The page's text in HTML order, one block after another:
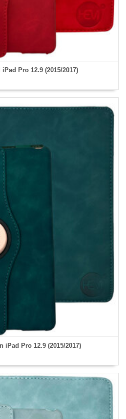
Pro 12.9 (2015/2017)
iPad Pro 12.9 (2015/2017)